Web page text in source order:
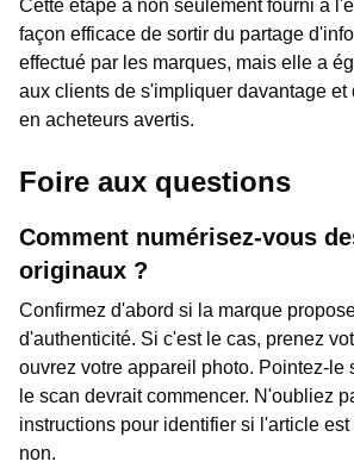
Cette étape a non seulement fourni à
façon efficace de sortir du partage
effectué par les marques, mais elle a
aux clients de s'impliquer davantage et
en acheteurs avertis.
Foire aux questions
Comment numérisez-vous
originaux ?
Confirmez d'abord si la marque
d'authenticité. Si c'est le cas, prenez
ouvrez votre appareil photo. Pointez-le
le scan devrait commencer. N'oubliez
instructions pour identifier si l'article
non.